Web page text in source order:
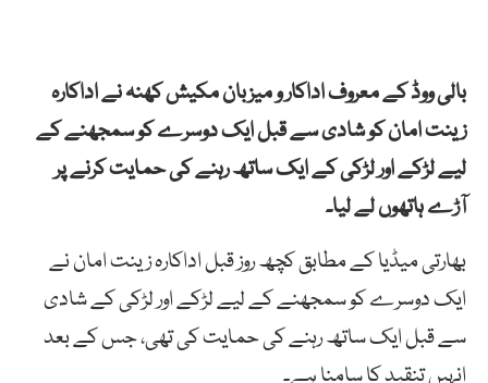
بالی ووڈ کے معروف اداکار و میزبان مکیش کھنہ نے اداکارہ
زینت امان کو شادی سے قبل ایک دوسرے کو سمجھنے کے
لیے لڑکے اور لڑکی کے ایک ساتھ رہنے کی حمایت کرنے پر
آڑے ہاتھوں لے لیا۔
بھارتی میڈیا کے مطابق کچھ روز قبل اداکارہ زینت امان نے
ایک دوسرے کو سمجھنے کے لیے لڑکے اور لڑکی کے شادی
سے قبل ایک ساتھ رہنے کی حمایت کی تھی، جس کے بعد
انہیں تنقید کا سامنا ہے۔